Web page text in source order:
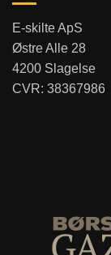
E-skilte ApS
Østre Alle 28
4200 Slagelse
CVR: 38367986